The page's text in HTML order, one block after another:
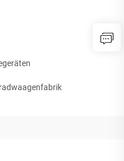
radwaagenfabrik